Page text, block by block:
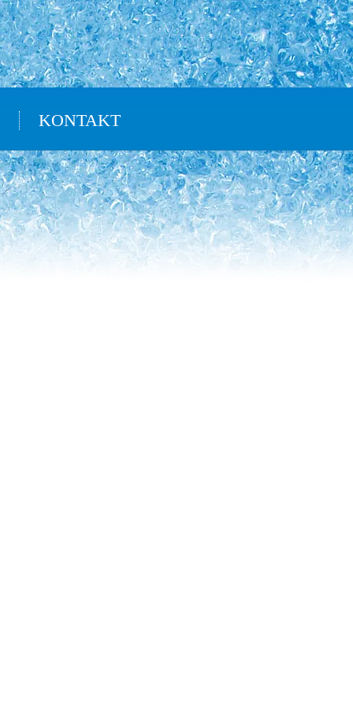
KONTAKT